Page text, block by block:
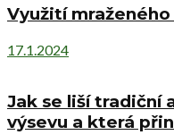
Využití
17.1.2024
Jak se liší tradiční
výsevu a která